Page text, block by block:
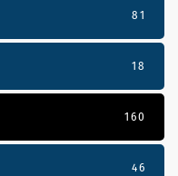
81
18
160
46